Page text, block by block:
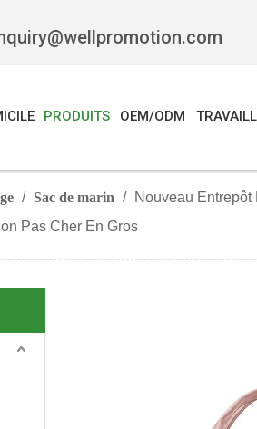
PRODUITS OEM/ODM
/ Sac de marin / Nouveau
Pas Cher En Gros